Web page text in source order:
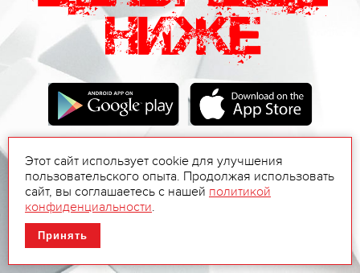
Этот сайт использует cookie для улучшения
пользовательского опыта. Продолжая использовать
сайт, вы соглашаетесь с нашей политикой
конфиденциальности.
Принять